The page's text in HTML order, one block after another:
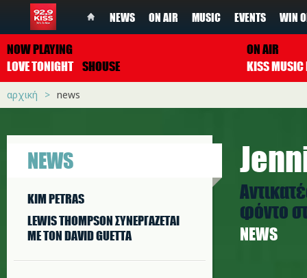
NEWS ON AIR MUSIC EVENTS WIN
NOW PLAYING
LOVE TONIGHT SHOUSE
ON AIR
αρχική news
NEWS
KIM PETRAS
LEWIS THOMPSON ΣΥΝΕΡΓAΖΕΤΑΙ
ΜΕ ΤΟΝ DAVID GUETTA
φόντο
NEWS